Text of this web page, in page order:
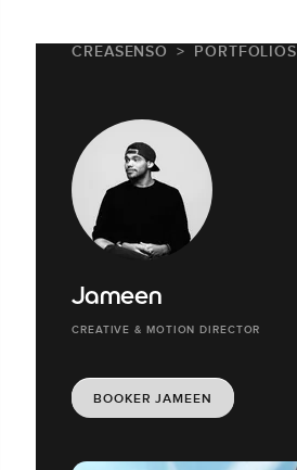
CREASENSO PORTFOLIOS
Jameen
CREATIVE & MOTION DIRECTOR
BOOKER JAMEEN